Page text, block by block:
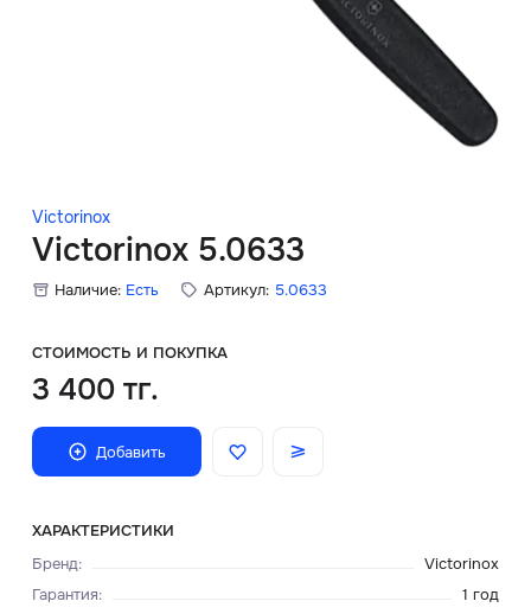
Victorinox
Victorinox 5.0633
Наличие: Есть Артикул: 5.0633
СТОИМОСТЬ И ПОКУПКА
3 400 тг.
Добавить
ХАРАКТЕРИСТИКИ
Бренд:
Victorinox
Гарантия:
1 год
Главная
О нас